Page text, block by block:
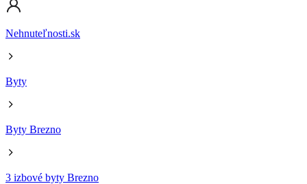
Nehnuteľnosti.sk
Byty
Byty Brezno
3 izbové byty Brezno